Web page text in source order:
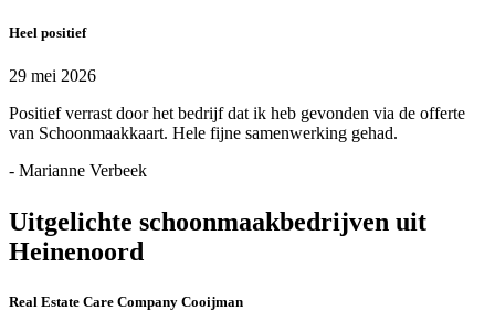
Heel positief
29 mei 2026
Positief verrast door het bedrijf dat ik heb gevonden via de offerte
van Schoonmaakkaart. Hele fijne samenwerking gehad.
- Marianne Verbeek
Uitgelichte schoonmaakbedrijven uit
Heinenoord
Real Estate Care Company Cooijman